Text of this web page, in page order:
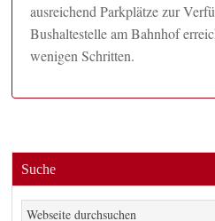
ausreichend Parkplätze zur
Bushaltestelle am Bahnhof
wenigen Schritten.
Suche